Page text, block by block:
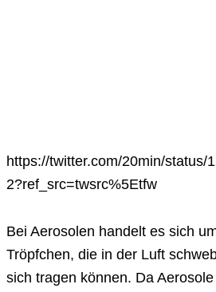
https://twitter.com/20min/status/
2?ref_src=twsrc%5Etfw
Bei Aerosolen handelt es sich
Tröpfchen, die in der Luft
sich tragen können. Da